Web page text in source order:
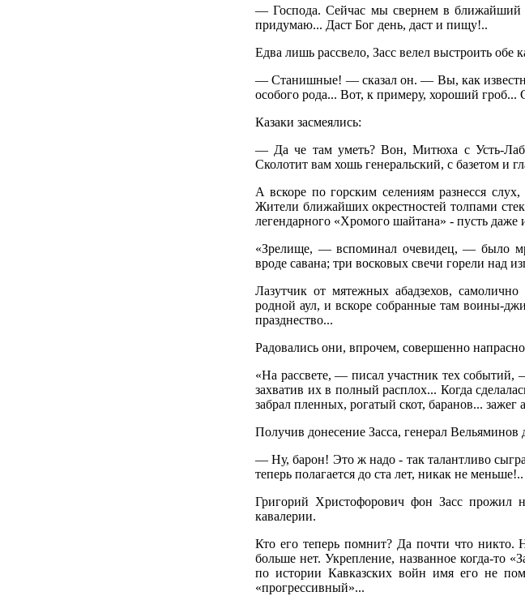
— Господа. Сейчас мы свернем в ближайший
придумаю... Даст Бог день, даст и пищу!..
Едва лишь рассвело, Засс велел выстроить обе
— Станишные! — сказал он. — Вы, как
особого рода... Вот, к примеру, хороший гроб...
Казаки засмеялись:
— Да че там уметь? Вон, Митюха с Усть-
Сколотит вам хошь генеральский, с базетом и
А вскоре по горским селениям разнесся
Жители ближайших окрестностей толпами
легендарного «Хромого шайтана» - пусть даже
«Зрелище, — вспоминал очевидец, — было
вроде савана; три восковых свечи горели над
Лазутчик от мятежных абадзехов,
родной аул, и вскоре собранные там воины-
празднество...
Радовались они, впрочем, совершенно
«На рассвете, — писал участник тех
захватив их в полный расплох... Когда
забрал пленных, рогатый скот, баранов... зажег
Получив донесение Засса, генерал Вельяминов
— Ну, барон! Это ж надо - так талантливо
теперь полагается до ста лет, никак не меньше!..
Григорий Христофорович фон Засс прожил
кавалерии.
Кто его теперь помнит? Да почти что
больше нет. Укрепление, названное когда-то
по истории Кавказских войн имя его не
«прогрессивный»...